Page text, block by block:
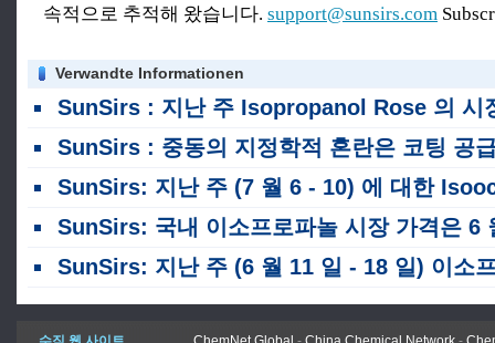
속적으로 추적해 왔습니다. support@sunsirs.com
Verwandte Informationen
SunSirs : 지난 주 Isopropanol Rose 의 시장 가격 (7 월 13 -
SunSirs : 중동의 지정학적 혼란은 코팅 공급망을 재구성합니다 : 인도 거인의 12% 인상을 뒷받침하는 중국의 원료 수출과 가격 변
SunSirs: 지난 주 (7 월 6 - 10) 에 대한 Isooctanol 시장 가격 상
SunSirs: 국내 이소프로파놀 시장 가격은 6 월 하락했습니
SunSirs: 지난 주 (6 월 11 일 - 18 일) 이소프로파놀의 시장가격은 계속 하락했